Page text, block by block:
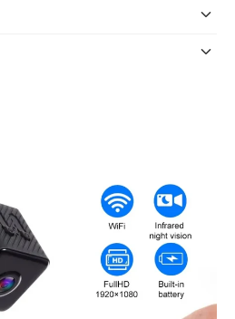
keyboard_arrow_down
keyboard_arrow_down